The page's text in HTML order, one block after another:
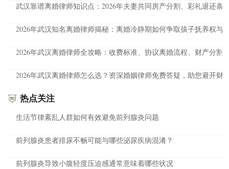
武汉靠谱离婚律师知识点：2026年夫妻共同房产分割、彩礼退还条
2026年武汉知名离婚律师揭秘：离婚冷静期如何争取孩子抚养权与
2026年武汉离婚律师全攻略：收费标准、协议离婚流程、财产分割
2026年武汉离婚律师怎么选？资深婚姻律师免费答疑，助您避开财
热点关注
生活节律紊乱人群如何有效避免前列腺炎问题
前列腺炎患者排尿不畅可能与哪些泌尿疾病混淆？
前列腺炎导致小腹轻度压迫感通常意味着哪些状况